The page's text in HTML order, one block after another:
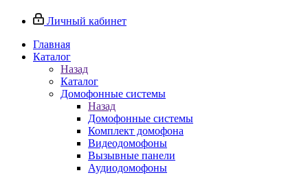
Личный кабинет
Главная
Каталог
Назад
Каталог
Домофонные системы
Назад
Домофонные системы
Комплект домофона
Видеодомофоны
Вызывные панели
Аудиодомофоны